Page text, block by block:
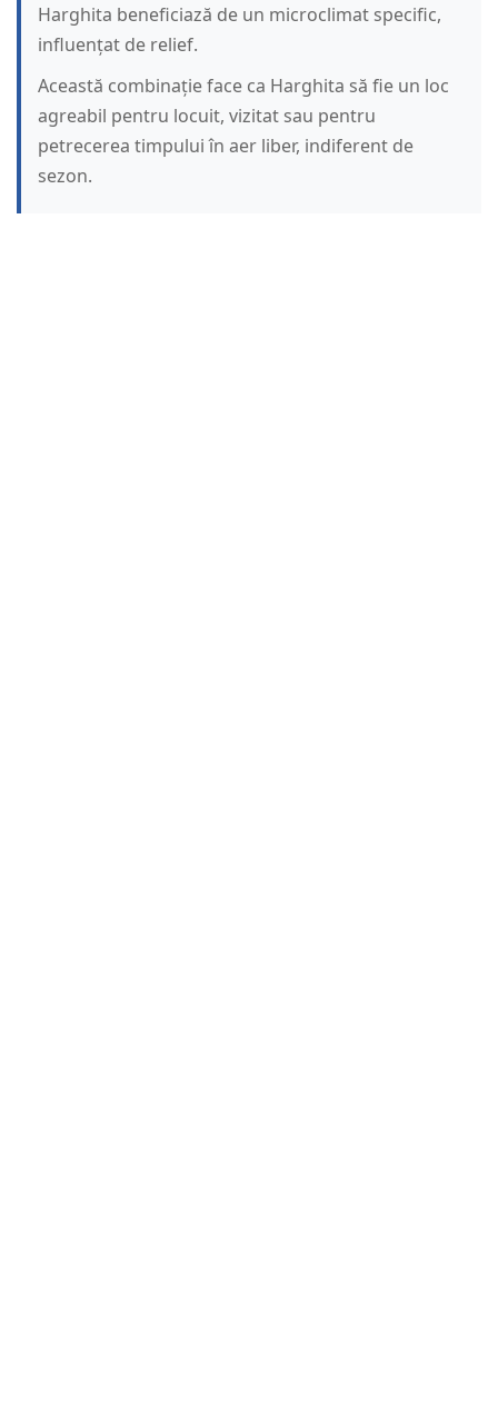
Harghita beneficiază de un microclimat specific,
influențat de relief.
Această combinație face ca Harghita să fie un loc
agreabil pentru locuit, vizitat sau pentru
petrecerea timpului în aer liber, indiferent de
sezon.